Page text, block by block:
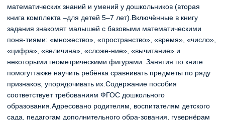
математических знаний и умений у дошкольников (вторая
книга комплекта –для детей 5–7 лет).Включённые в книгу
задания знакомят малышей с базовыми математическими
поня-тиями: «множество», «пространство», «время», «число»,
«цифра», «величина», «сложе-ние», «вычитание» и
некоторыми геометрическими фигурами. Занятия по книге
помогуттакже научить ребёнка сравнивать предметы по ряду
признаков, упорядочивать их.Содержание пособия
соответствует требованиям ФГОС дошкольного
образования.Адресовано родителям, воспитателям детского
сада, педагогам дополнительного обра-зования, гувернёрам